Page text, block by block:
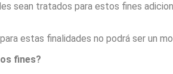
sean tratados para estos fines
estas finalidades no podrá ser un
fines?